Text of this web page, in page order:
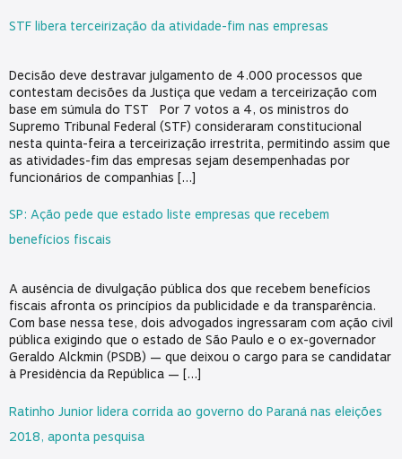
STF libera terceirização da atividade-fim nas empresas
Decisão deve destravar julgamento de 4.000 processos que
contestam decisões da Justiça que vedam a terceirização com
base em súmula do TST Por 7 votos a 4, os ministros do
Supremo Tribunal Federal (STF) consideraram constitucional
nesta quinta-feira a terceirização irrestrita, permitindo assim que
as atividades-fim das empresas sejam desempenhadas por
funcionários de companhias […]
SP: Ação pede que estado liste empresas que recebem
benefícios fiscais
A ausência de divulgação pública dos que recebem benefícios
fiscais afronta os princípios da publicidade e da transparência.
Com base nessa tese, dois advogados ingressaram com ação civil
pública exigindo que o estado de São Paulo e o ex-governador
Geraldo Alckmin (PSDB) — que deixou o cargo para se candidatar
à Presidência da República — […]
Ratinho Junior lidera corrida ao governo do Paraná nas eleições
2018, aponta pesquisa